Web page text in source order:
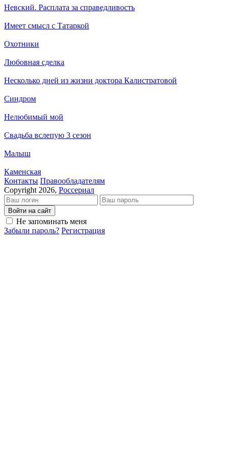
Невский. Расплата за справедливость
Имеет смысл с Татаркой
Охотники
Любовная сделка
Несколько дней из жизни доктора Калистратовой
Синдром
Нелюбимый мой
Свадьба вслепую 3 сезон
Малыш
Каменская
Кон­так­ты Пра­во­об­ла­да­те­лям
Copyright 2026, Россериал
Войти на сайт
Не запоминать меня
Забыли пароль? Регистрация